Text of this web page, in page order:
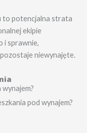
to potencjalna strata
ekipie
i sprawnie,
niewynajęte.
pod wynajem?